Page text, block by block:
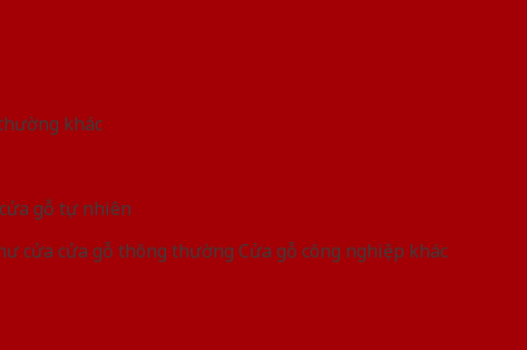
khác
gỗ tự nhiên
cửa cửa gỗ thông thường Cửa gỗ công nghiệp khác